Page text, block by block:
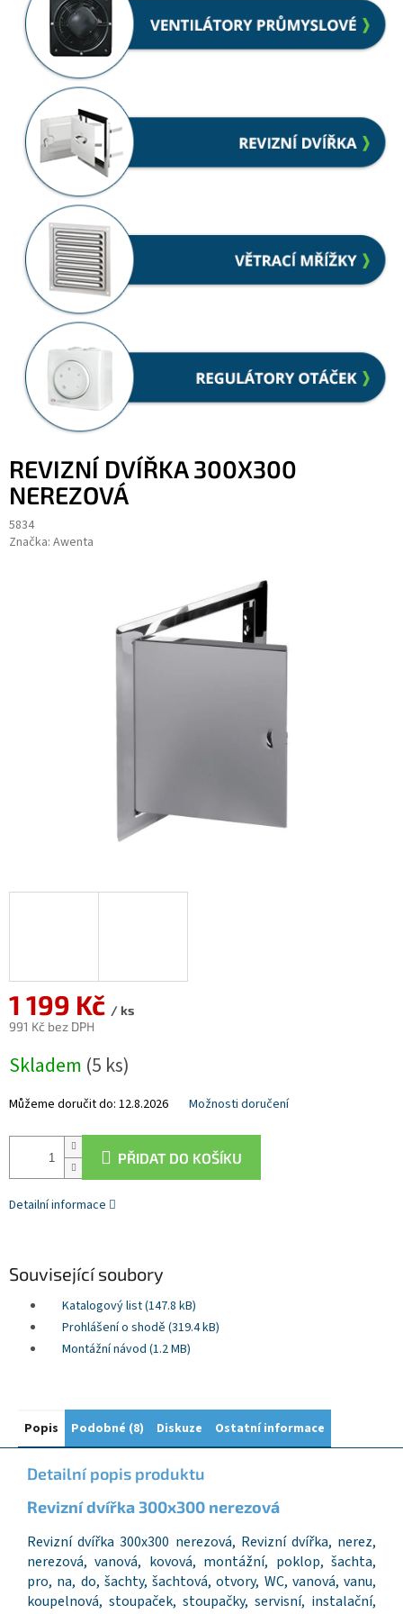
REVIZNÍ DVÍŘKA 300X300
NEREZOVÁ
5834
Značka: Awenta
1 199 Kč / ks
991 Kč bez DPH
cena:
Skladem (5 ks)
Můžeme doručit do: 12.8.2026 Možnosti doručení
PŘIDAT DO KOŠÍKU
Detailní informace
Související soubory
Katalogový list (147.8 kB)
Prohlášení o shodě (319.4 kB)
Montážní návod (1.2 MB)
Popis Podobné (8) Diskuze Ostatní informace
Detailní popis produktu
Revizní dvířka300x300 nerezová
Revizní dvířka 300x300 nerezová, Revizní dvířka, nerez,
nerezová, vanová, kovová, montážní, poklop, šachta,
pro, na, do, šachty, šachtová, otvory, WC, vanová, vanu,
koupelnová, stoupaček, stoupačky, servisní, instalační,